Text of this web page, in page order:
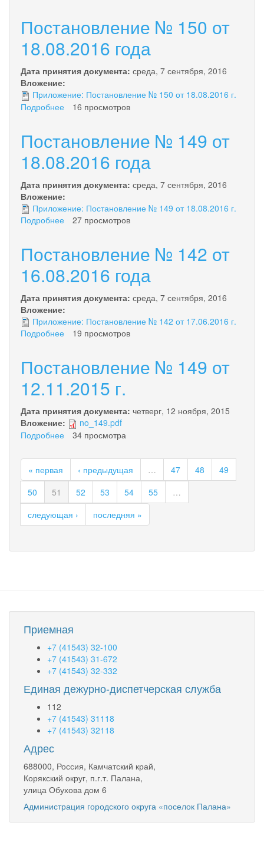
151
18.08.16
Постановление № 150 от
18.08.2016 года
Дата принятия документа: среда, 7 сентября, 2016
Вложение:
Приложение: Постановление № 150 от 18.08.2016 г.
Подробнее
150
18.08.2016
16 просмотров
Постановление № 149 от
18.08.2016 года
Дата принятия документа: среда, 7 сентября, 2016
Вложение:
Приложение: Постановление № 149 от 18.08.2016 г.
Подробнее
149
18.08.2016
27 просмотров
Постановление № 142 от
16.08.2016 года
Дата принятия документа: среда, 7 сентября, 2016
Вложение:
Приложение: Постановление № 142 от 17.06.2016 г.
Подробнее
142
16.08.2016
19 просмотров
Постановление № 149 от
12.11.2015 г.
Дата принятия документа: четверг, 12 ноября, 2015
Вложение:
no_149.pdf
Подробнее
№
от
12.11.2015
г.
34 просмотра
« первая ‹ предыдущая … 47 48
49
50
51 52 53 54 55
…
следующая ›
последняя »
Приемная
+7 (41543) 32-100
+7 (41543) 31-672
+7 (41543) 32-332
Единая дежурно-диспетчерская служба
112
+7 (41543) 31118
+7 (41543) 32118
Адрес
688000, Россия, Камчатский край,
Корякский округ, п.г.т. Палана,
улица Обухова дом 6
Администрация городского округа «поселок Палана»